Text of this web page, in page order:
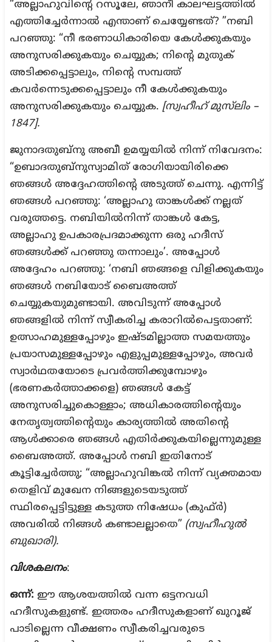
“അല്ലാഹുവിന്റെ റസൂലേ, ഞാനീ കാലഘട്ടത്തിൽ
എത്തിച്ചേർന്നാൽ എന്താണ് ചെയ്യേണ്ടത്? ”നബി
പറഞ്ഞു: “നീ ഭരണാധികാരിയെ കേൾക്കുകയും
അനുസരിക്കുകയും ചെയ്യുക; നിന്റെ മുതുക്
അടിക്കപ്പെട്ടാലും, നിന്റെ സമ്പത്ത്
കവർന്നെടുക്കപ്പെട്ടാലും നീ കേൾക്കുകയും
അനുസരിക്കുകയും ചെയ്യുക. [സ്വഹീഹ് മുസ്‌ലിം –
1847].
ജുനാദതുബ്നു അബീ ഉമയ്യയിൽ നിന്ന് നിവേദനം:
“ഉബാദതുബ്നുസ്വാമിത് രോഗിയായിരിക്കെ
ഞങ്ങൾ അദ്ദേഹത്തിന്റെ അടുത്ത് ചെന്നു. എന്നിട്ട്
ഞങ്ങൾ പറഞ്ഞു: ‘അല്ലാഹു താങ്കൾക്ക് നല്ലത്
വരുത്തട്ടെ. നബിയിൽനിന്ന് താങ്കൾ കേട്ട,
അല്ലാഹു ഉപകാരപ്രദമാക്കുന്ന ഒരു ഹദീസ്
ഞങ്ങൾക്ക് പറഞ്ഞു തന്നാലും’. അപ്പോൾ
അദ്ദേഹം പറഞ്ഞു: ‘നബി ഞങ്ങളെ വിളിക്കുകയും
ഞങ്ങൾ നബിയോട് ബൈഅത്ത്
ചെയ്യുകയുമുണ്ടായി. അവിടുന്ന് അപ്പോൾ
ഞങ്ങളിൽ നിന്ന് സ്വീകരിച്ച കരാറിൽപെട്ടതാണ്:
ഉത്സാഹമുള്ളപ്പോഴും ഇഷ്ടമില്ലാത്ത സമയത്തും
പ്രയാസമുള്ളപ്പോഴും എളുപ്പമുള്ളപ്പോഴും, അവർ
സ്വാർഥതയോടെ പ്രവർത്തിക്കുമ്പോഴും
(ഭരണകർത്താക്കളെ) ഞങ്ങൾ കേട്ട്
അനുസരിച്ചുകൊള്ളാം; അധികാരത്തിന്റെയും
നേതൃത്വത്തിന്റെയും കാര്യത്തിൽ അതിന്റെ
ആൾക്കാരെ ഞങ്ങൾ എതിർക്കുകയില്ലെന്നുമുള്ള
ബൈഅത്ത്. അപ്പോൾ നബി ഇതിനോട്
കൂട്ടിച്ചേർത്തു; “അല്ലാഹുവിങ്കൽ നിന്ന് വ്യക്തമായ
തെളിവ് മുഖേന നിങ്ങളുടെയടുത്ത്
സ്ഥിരപ്പെട്ടിട്ടുള്ള കടുത്ത നിഷേധം (കുഫ്ർ)
അവരിൽ നിങ്ങൾ കണ്ടാലല്ലാതെ” (സ്വഹീഹുൽ
ബുഖാരി).
വിശകലനം:
ഒന്ന്: ഈ ആശയത്തിൽ വന്ന ഒട്ടനവധി
ഹദീസുകളുണ്ട്. ഇത്തരം ഹദീസുകളാണ് ഖുറൂജ്
പാടില്ലെന്ന വീക്ഷണം സ്വീകരിച്ചവരുടെ